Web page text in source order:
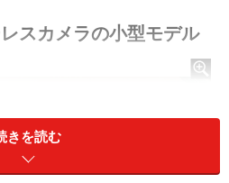
スカメラの小型モデル
きを読む